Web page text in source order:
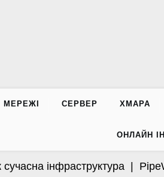
МЕРЕЖІ СЕРВЕР ХМАРА
ОНЛАЙН
інфраструктура |PipeWire